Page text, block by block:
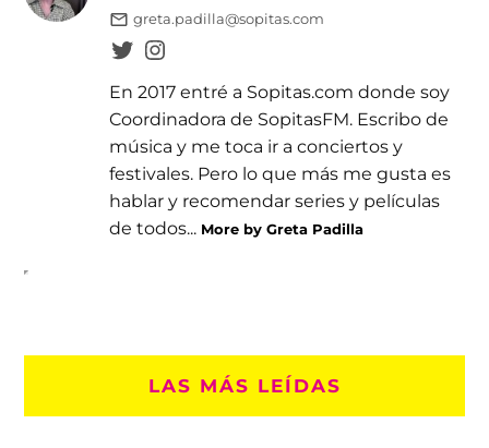
greta.padilla@sopitas.com
En 2017 entré a Sopitas.com donde soy
Coordinadora de SopitasFM. Escribo de
música y me toca ir a conciertos y
festivales. Pero lo que más me gusta es
hablar y recomendar series y películas
de todos... More by Greta Padilla
LAS MÁS LEÍDAS